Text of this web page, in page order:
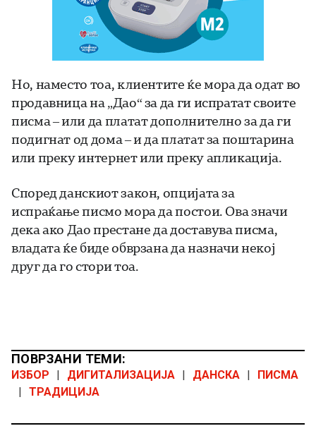
Но, наместо тоа, клиентите ќе мора да одат во
продавница на „Дао“ за да ги испратат своите
писма – или да платат дополнително за да ги
подигнат од дома – и да платат за поштарина
или преку интернет или преку апликација.
Според данскиот закон, опцијата за
испраќање писмо мора да постои. Ова значи
дека ако Дао престане да доставува писма,
владата ќе биде обврзана да назначи некој
друг да го стори тоа.
ПОВРЗАНИ ТЕМИ:
ИЗБОР ДИГИТАЛИЗАЦИЈА ДАНСКА
ПИСМА
ТРАДИЦИЈА